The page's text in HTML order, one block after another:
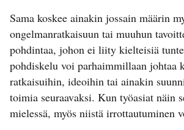
Sama koskee ainakin jossain määrin
ongelmanratkaisuun tai muuhun
pohdintaa, johon ei liity kielteisiä
pohdiskelu voi parhaimmillaan johtaa
ratkaisuihin, ideoihin tai ainakin
toimia seuraavaksi. Kun työasiat näin
mielessä, myös niistä irrottautuminen